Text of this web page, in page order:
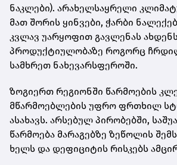
ნაკლები). არახელსაყრელი
მათ შორის ყინვები, ჭარბი
კვლავ უარყოფით გავლენას
პროდუქტიულობაზე როგორც
სამხრეთ ნახევარსფეროში.
ზოგიერთ რეგიონში წარმოების
მწარმოებლების უფრო ფრთხილ
ასახავს. არსებულ პირობებში,
წარმოება მარაგებზე ზეწოლის
ხელს და დეფიციტის რისკებს